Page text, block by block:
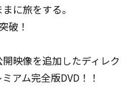
に旅をする。
破！
映像を追加したディレク
アム完全版DVD！！